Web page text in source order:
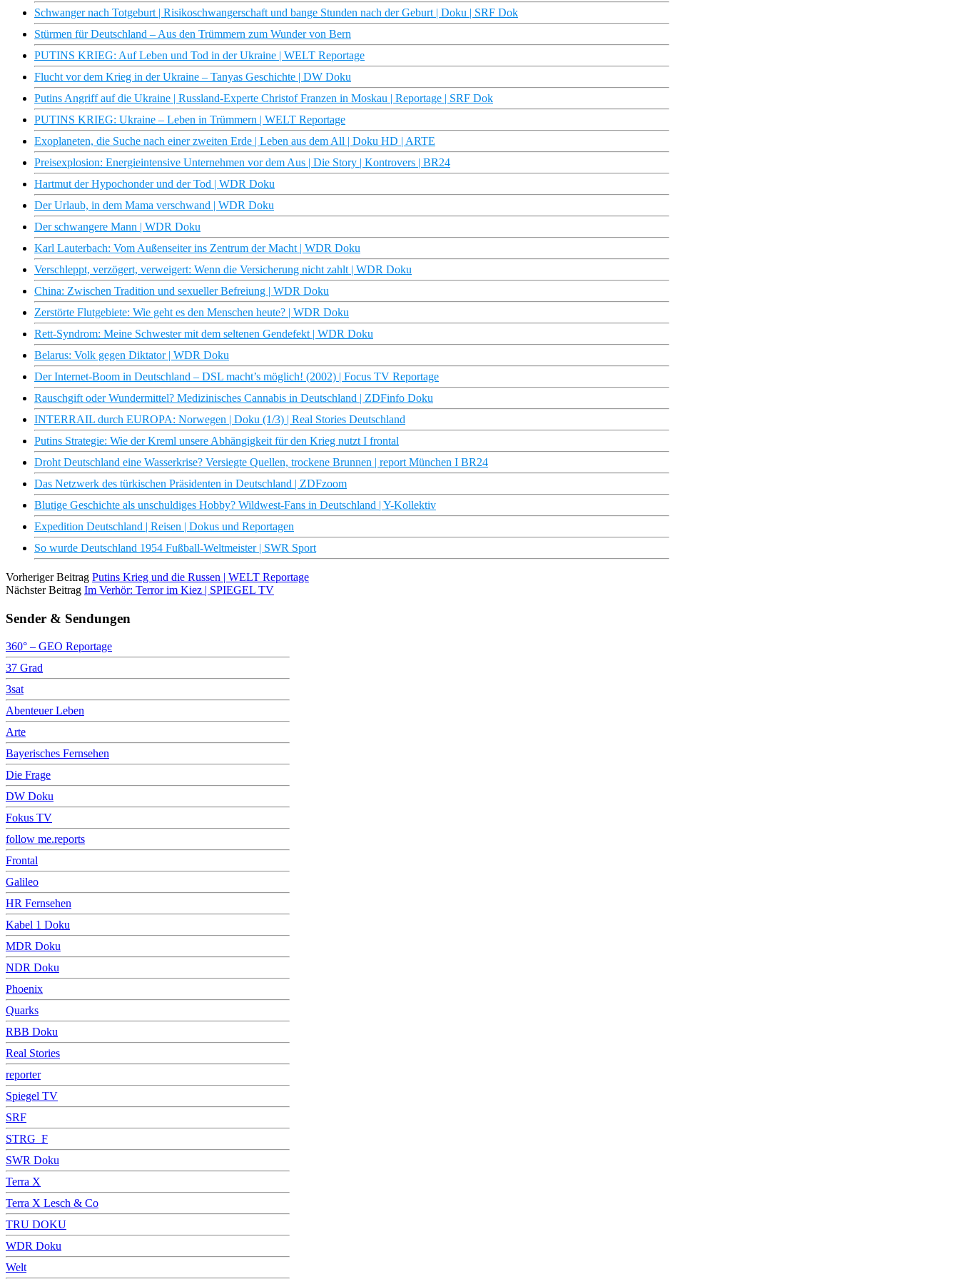
Schwanger nach Totgeburt | Risikoschwangerschaft und bange Stunden nach der Geburt | Doku | SRF Dok
Stürmen für Deutschland – Aus den Trümmern zum Wunder von Bern
PUTINS KRIEG: Auf Leben und Tod in der Ukraine | WELT Reportage
Flucht vor dem Krieg in der Ukraine – Tanyas Geschichte | DW Doku
Putins Angriff auf die Ukraine | Russland-Experte Christof Franzen in Moskau | Reportage | SRF Dok
PUTINS KRIEG: Ukraine – Leben in Trümmern | WELT Reportage
Exoplaneten, die Suche nach einer zweiten Erde | Leben aus dem All | Doku HD | ARTE
Preisexplosion: Energieintensive Unternehmen vor dem Aus | Die Story | Kontrovers | BR24
Hartmut der Hypochonder und der Tod | WDR Doku
Der Urlaub, in dem Mama verschwand | WDR Doku
Der schwangere Mann | WDR Doku
Karl Lauterbach: Vom Außenseiter ins Zentrum der Macht | WDR Doku
Verschleppt, verzögert, verweigert: Wenn die Versicherung nicht zahlt | WDR Doku
China: Zwischen Tradition und sexueller Befreiung | WDR Doku
Zerstörte Flutgebiete: Wie geht es den Menschen heute? | WDR Doku
Rett-Syndrom: Meine Schwester mit dem seltenen Gendefekt | WDR Doku
Belarus: Volk gegen Diktator | WDR Doku
Der Internet-Boom in Deutschland – DSL macht’s möglich! (2002) | Focus TV Reportage
Rauschgift oder Wundermittel? Medizinisches Cannabis in Deutschland | ZDFinfo Doku
INTERRAIL durch EUROPA: Norwegen | Doku (1/3) | Real Stories Deutschland
Putins Strategie: Wie der Kreml unsere Abhängigkeit für den Krieg nutzt I frontal
Droht Deutschland eine Wasserkrise? Versiegte Quellen, trockene Brunnen | report München I BR24
Das Netzwerk des türkischen Präsidenten in Deutschland | ZDFzoom
Blutige Geschichte als unschuldiges Hobby? Wildwest-Fans in Deutschland | Y-Kollektiv
Expedition Deutschland | Reisen | Dokus und Reportagen
So wurde Deutschland 1954 Fußball-Weltmeister | SWR Sport
Vorheriger Beitrag Putins Krieg und die Russen | WELT Reportage
Nächster Beitrag Im Verhör: Terror im Kiez | SPIEGEL TV
Sender & Sendungen
360° – GEO Reportage
37 Grad
3sat
Abenteuer Leben
Arte
Bayerisches Fernsehen
Die Frage
DW Doku
Fokus TV
follow me.reports
Frontal
Galileo
HR Fernsehen
Kabel 1 Doku
MDR Doku
NDR Doku
Phoenix
Quarks
RBB Doku
Real Stories
reporter
Spiegel TV
SRF
STRG_F
SWR Doku
Terra X
Terra X Lesch & Co
TRU DOKU
WDR Doku
Welt